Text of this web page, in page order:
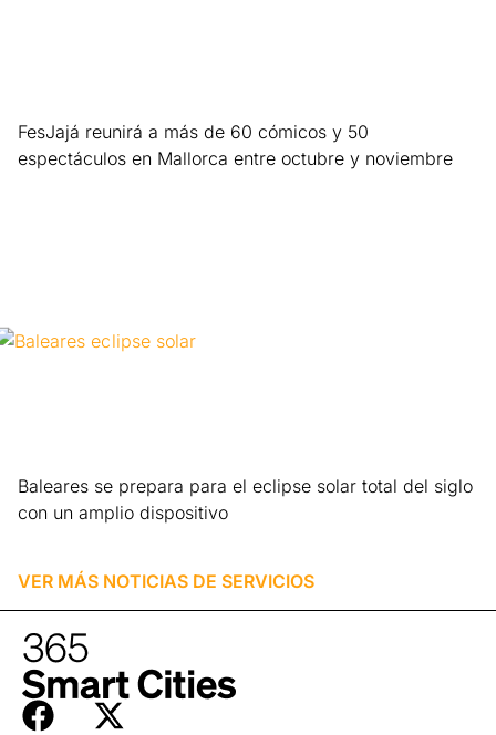
FesJajá reunirá a más de 60 cómicos y 50
espectáculos en Mallorca entre octubre y noviembre
Baleares se prepara para el eclipse solar total del siglo
con un amplio dispositivo
VER MÁS NOTICIAS DE SERVICIOS